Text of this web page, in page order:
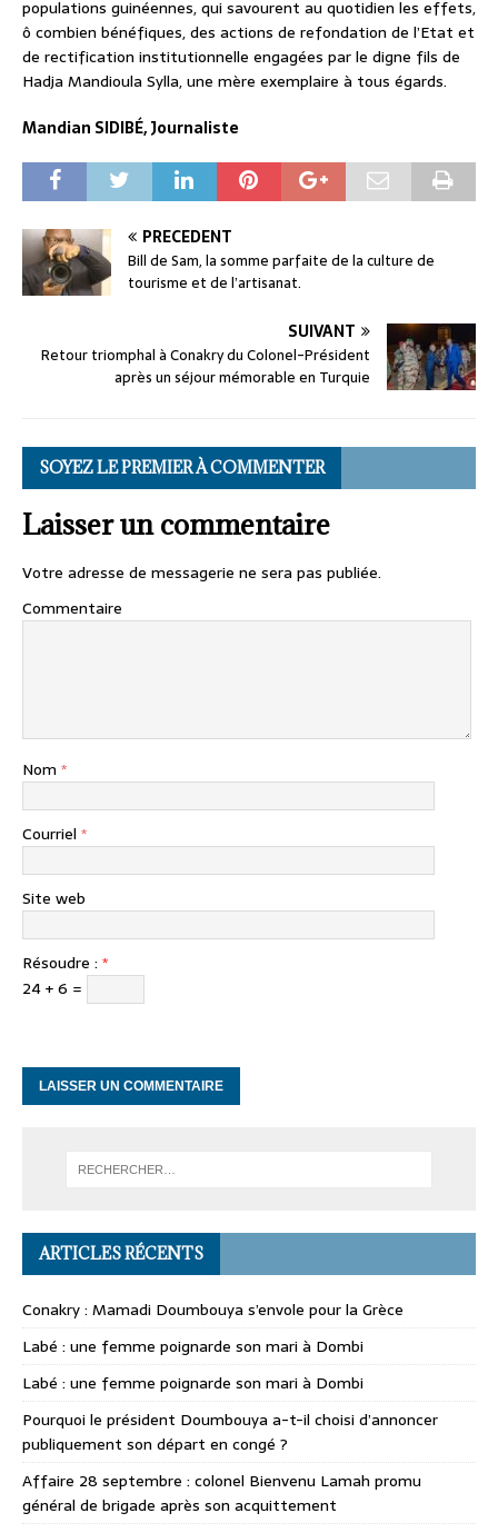
populations guinéennes, qui savourent au quotidien les effets,
ô combien bénéfiques, des actions de refondation de l’Etat et
de rectification institutionnelle engagées par le digne fils de
Hadja Mandioula Sylla, une mère exemplaire à tous égards.
Mandian SIDIBÉ, Journaliste
PRÉCÉDENT
Bill de Sam, la somme parfaite de la culture de
tourisme et de l’artisanat.
SUIVANT
Retour triomphal à Conakry du Colonel-Président
après un séjour mémorable en Turquie
SOYEZ LE PREMIER À COMMENTER
Laisser un commentaire
Votre adresse de messagerie ne sera pas publiée.
Commentaire
Nom *
Courriel *
Site web
Résoudre : *
24 + 6 =
ARTICLES RÉCENTS
Conakry : Mamadi Doumbouya s’envole pour la Grèce
Labé : une femme poignarde son mari à Dombi
Labé : une femme poignarde son mari à Dombi
Pourquoi le président Doumbouya a-t-il choisi d’annoncer
publiquement son départ en congé ?
Affaire 28 septembre : colonel Bienvenu Lamah promu
général de brigade après son acquittement